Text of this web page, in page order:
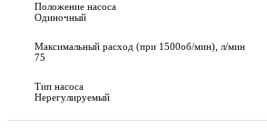
Положение насоса
Одиночный
Максимальный расход (при 1500об/мин), л/мин
75
Тип насоса
Нерегулируемый